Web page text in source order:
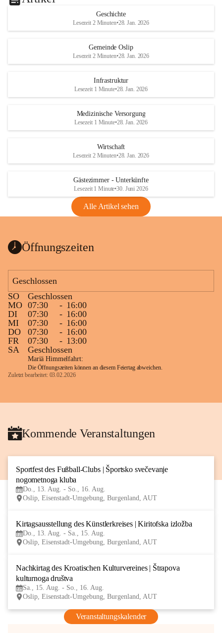
Geschichte
Lesezeit 2 Minuten•28. Jan. 2026
Gemeinde Oslip
Lesezeit 2 Minuten•28. Jan. 2026
Infrastruktur
Lesezeit 1 Minute•28. Jan. 2026
Medizinische Versorgung
Lesezeit 1 Minute•28. Jan. 2026
Wirtschaft
Lesezeit 2 Minuten•28. Jan. 2026
Gästezimmer - Unterkünfte
Lesezeit 1 Minute•30. Juni 2026
Alle Artikel sehen
Öffnungszeiten
Geschlossen
SO
Geschlossen
MO 07:30 - 16:00
DI
07:30 - 16:00
MI
07:30 - 16:00
DO
07:30 - 16:00
FR
07:30 - 13:00
SA
Geschlossen
Mariä Himmelfahrt:
Die Öffnungszeiten können an diesem Feiertag abweichen.
Zuletzt bearbeitet: 03.02.2026
Kommende Veranstaltungen
Sportfest des Fußball-Clubs | Športsko svečevanje
nogometnoga kluba
Do., 13. Aug. - So., 16. Aug.
Oslip, Eisenstadt-Umgebung, Burgenland, AUT
Kirtagsausstellung des Künstlerkreises | Kiritofska izložba
Do., 13. Aug. - Sa., 15. Aug.
Oslip, Eisenstadt-Umgebung, Burgenland, AUT
Nachkirtag des Kroatischen Kulturvereines | Štrapova
kulturnoga društva
Sa., 15. Aug. - So., 16. Aug.
Oslip, Eisenstadt-Umgebung, Burgenland, AUT
Veranstaltungskalender